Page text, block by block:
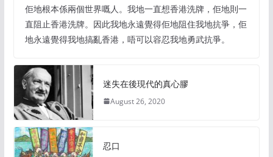
佢地根本係兩個世界嘅人。我地一直想香港洗牌，佢地則一
直阻止香港洗牌。因此我地永遠覺得佢地阻住我地抗爭，佢
地永遠覺得我地搞亂香港，唔可以容忍我地勇武抗爭。
迷失在後現代的真心膠
August 26, 2020
忍口